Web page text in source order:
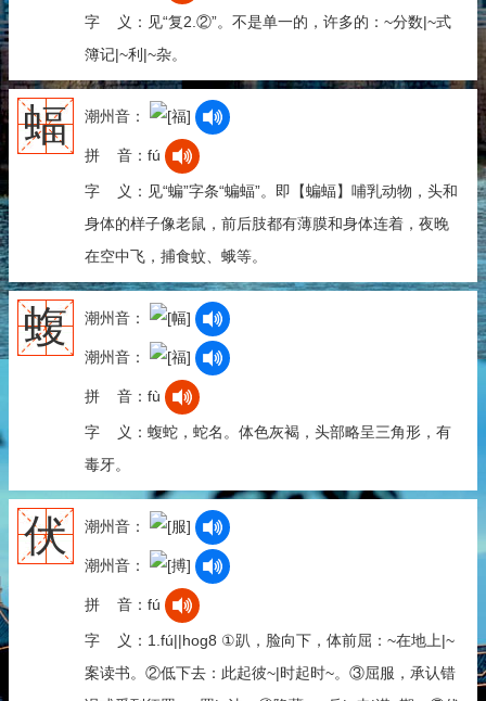
字 义：见“复2.②”。不是单一的，许多的：~分数|~式
簿记|~利|~杂。
蝠 潮州音：
拼 音：fú
字 义：见“蝙”字条“蝙蝠”。即【蝙蝠】哺乳动物，头和
身体的样子像老鼠，前后肢都有薄膜和身体连着，夜晚
在空中飞，捕食蚊、蛾等。
蝮 潮州音：
潮州音：
拼 音：fù
字 义：蝮蛇，蛇名。体色灰褐，头部略呈三角形，有
毒牙。
伏 潮州音：
潮州音：
拼 音：fú
字 义：1.fú||hog8 ①趴，脸向下，体前屈：~在地上|~
案读书。②低下去：此起彼~|时起时~。③屈服，承认错